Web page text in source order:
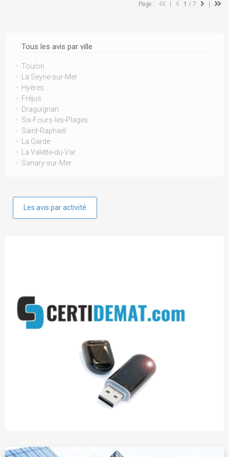
Tous les avis par ville
Toulon
La Seyne-sur-Mer
Hyères
Fréjus
Draguignan
Six-Fours-les-Plages
Saint-Raphaël
La Garde
La Valette-du-Var
Sanary-sur-Mer
Les avis par activité
Page : 1 / 7